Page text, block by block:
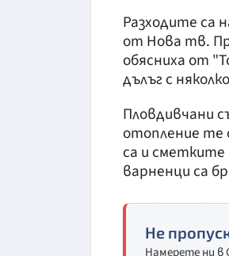
Разходите са
от Нова тв.
обясниха от
дълъг с
Пловдивчани
отопление те
са и сметките
варненци са
Не